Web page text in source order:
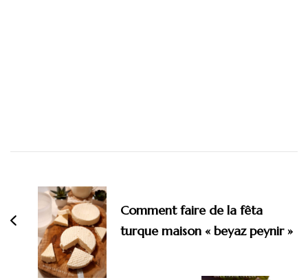
d'article
Comment faire de la fêta
turque maison « beyaz peynir »